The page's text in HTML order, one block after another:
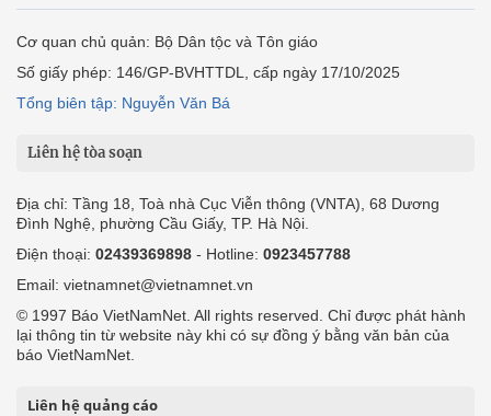
Cơ quan chủ quản: Bộ Dân tộc và Tôn giáo
Số giấy phép: 146/GP-BVHTTDL, cấp ngày 17/10/2025
Tổng biên tập: Nguyễn Văn Bá
Liên hệ tòa soạn
Địa chỉ: Tầng 18, Toà nhà Cục Viễn thông (VNTA), 68 Dương
Đình Nghệ, phường Cầu Giấy, TP. Hà Nội.
Điện thoại: 02439369898 - Hotline: 0923457788
Email: vietnamnet@vietnamnet.vn
© 1997 Báo VietNamNet. All rights reserved. Chỉ được phát hành
lại thông tin từ website này khi có sự đồng ý bằng văn bản của
báo VietNamNet.
Liên hệ quảng cáo